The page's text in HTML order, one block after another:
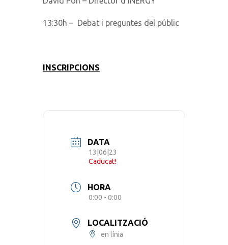
13:30h – Debat i preguntes del públic
INSCRIPCIONS
DATA
13|06|23
Caducat!
HORA
0:00 - 0:00
LOCALITZACIÓ
en línia